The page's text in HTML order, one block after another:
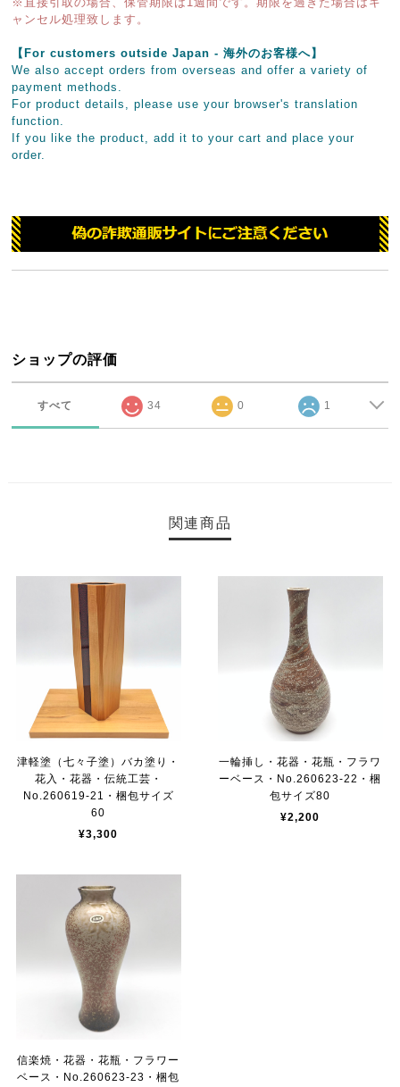
ャンセル処理致します。
【For customers outside Japan - 海外のお客様へ】
We also accept orders from overseas and offer a variety of
payment methods.
For product details, please use your browser's translation
function.
If you like the product, add it to your cart and place your
order.
ショップの評価
すべて 34 0 1
関連商品
津軽塗（七々子塗）バカ塗り・
花入・花器・伝統工芸・
No.260619-21・梱包サイズ
60
¥3,300
一輪挿し・花器・花瓶・フラワ
ーベース・No.260623-22・梱
包サイズ80
¥2,200
信楽焼・花器・花瓶・フラワー
ベース・No.260623-23・梱包